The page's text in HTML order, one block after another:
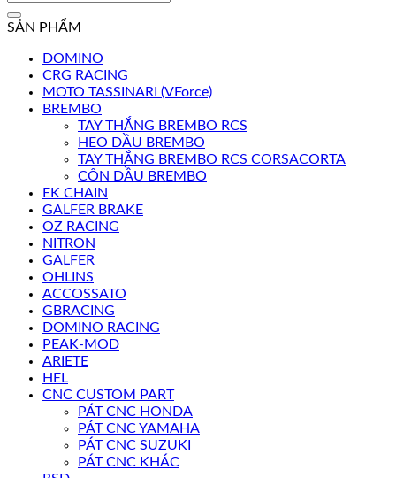
SẢN PHẨM
DOMINO
CRG RACING
MOTO TASSINARI (VForce)
BREMBO
TAY THẮNG BREMBO RCS
HEO DẦU BREMBO
TAY THẮNG BREMBO RCS CORSACORTA
CÔN DẦU BREMBO
EK CHAIN
GALFER BRAKE
OZ RACING
NITRON
GALFER
OHLINS
ACCOSSATO
GBRACING
DOMINO RACING
PEAK-MOD
ARIETE
HEL
CNC CUSTOM PART
PÁT CNC HONDA
PÁT CNC YAMAHA
PÁT CNC SUZUKI
PÁT CNC KHÁC